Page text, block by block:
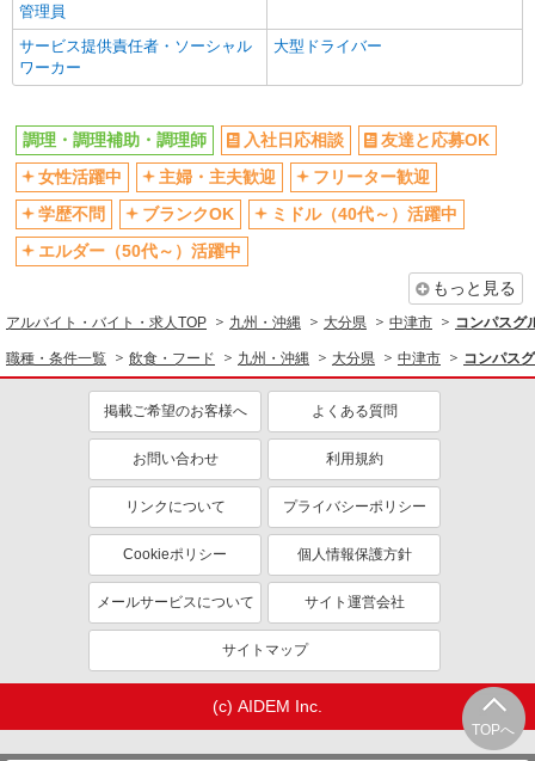
キープ 詳細を見る
ケンタッキーフライドチキン ゆめタウン中津店
カウンター・キッチンスタッフ ＜優先募集日
時＞土日祝 フルタイム
時給1300円 研修期間：100時間／時給1200円
＜高校生＞時給1200円／研修時給1100円
大分県中津市大字島田134-1
キープ 詳細を見る
ケンタッキーフライドチキン ゆめタウン中津店
カウンター・キッチンスタッフ ＜優先募集日
時＞土日祝 フルタイム
時給1300円 研修期間：100時間／時給1200円
＜高校生＞時給1200円／研修時給1100円
大分県中津市大字島田134-1
キープ 詳細を見る
アルバイト パート
すき家の店舗スタッフ（接客・調理・清掃な
時給1,100円 ※22:00〜翌5:00：時給1,400円 ※
管理員
サービス提供責任者・ソーシャル
ワーカー
大型ドライバー
TOPへ
調理・調理補助・調理師 入社日応相談
友達と応募OK
女性活躍中
主婦・主夫歓迎
フリーター歓迎
学歴不問
ブランクOK
ミドル（40代～）活躍中
エルダー（50代～）活躍中
もっと見る
アルバイト・バイト・求人TOP 九州・沖縄 大分県 中津市 コンパスグ
職種・条件一覧 飲食・フード 九州・沖縄 大分県 中津市 コンパス
掲載ご希望のお客様へ よくある質問
お問い合わせ 利用規約
リンクについて プライバシーポリシー
Cookieポリシー 個人情報保護方針
メールサービスについて サイト運営会社
サイトマップ
(c) AIDEM Inc.